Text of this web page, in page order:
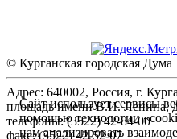
© Курганская городская Дума
Адрес: 640002, Россия, г.
площадь имени В.И. Ленина,
телефоны: (3522) 42-84-00
факс: (3522) 42-52-07
Сайт использует сервисы
помощью технологии
нам анализировать